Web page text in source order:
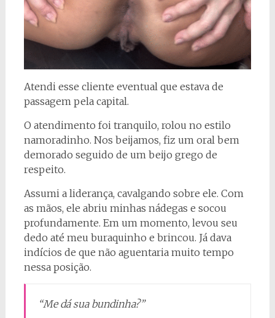
Atendi esse cliente eventual que estava de
passagem pela capital.
O atendimento foi tranquilo, rolou no estilo
namoradinho. Nos beijamos, fiz um oral bem
demorado seguido de um beijo grego de
respeito.
Assumi a liderança, cavalgando sobre ele. Com
as mãos, ele abriu minhas nádegas e socou
profundamente. Em um momento, levou seu
dedo até meu buraquinho e brincou. Já dava
indícios de que não aguentaria muito tempo
nessa posição.
“Me dá sua bundinha?”